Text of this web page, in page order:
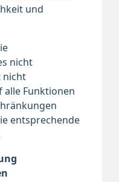
und
nicht
nicht
alle Funktionen
entsprechende